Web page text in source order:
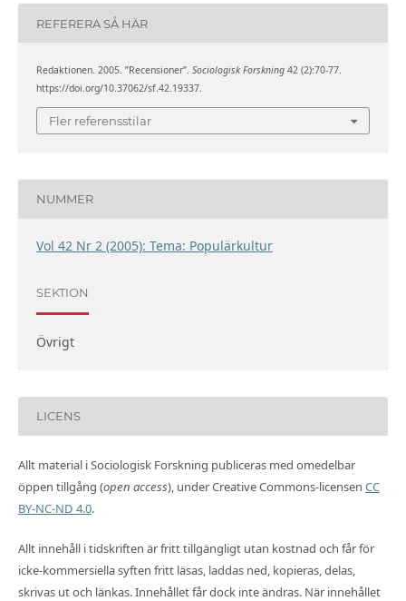
REFERERA SÅ HÄR
Redaktionen. 2005. ”Recensioner”. Sociologisk Forskning42 (2):70-77.
https://doi.org/10.37062/sf.42.19337.
Fler referensstilar
NUMMER
Vol 42 Nr 2 (2005): Tema: Populärkultur
SEKTION
Övrigt
LICENS
Allt material i Sociologisk Forskning publiceras med omedelbar
öppen tillgång (open access), under Creative Commons-licensen CC
BY-NC-ND 4.0.
Allt innehåll i tidskriften är fritt tillgängligt utan kostnad och får för
icke-kommersiella syften fritt läsas, laddas ned, kopieras, delas,
skrivas ut och länkas. Innehållet får dock inte ändras. När innehållet